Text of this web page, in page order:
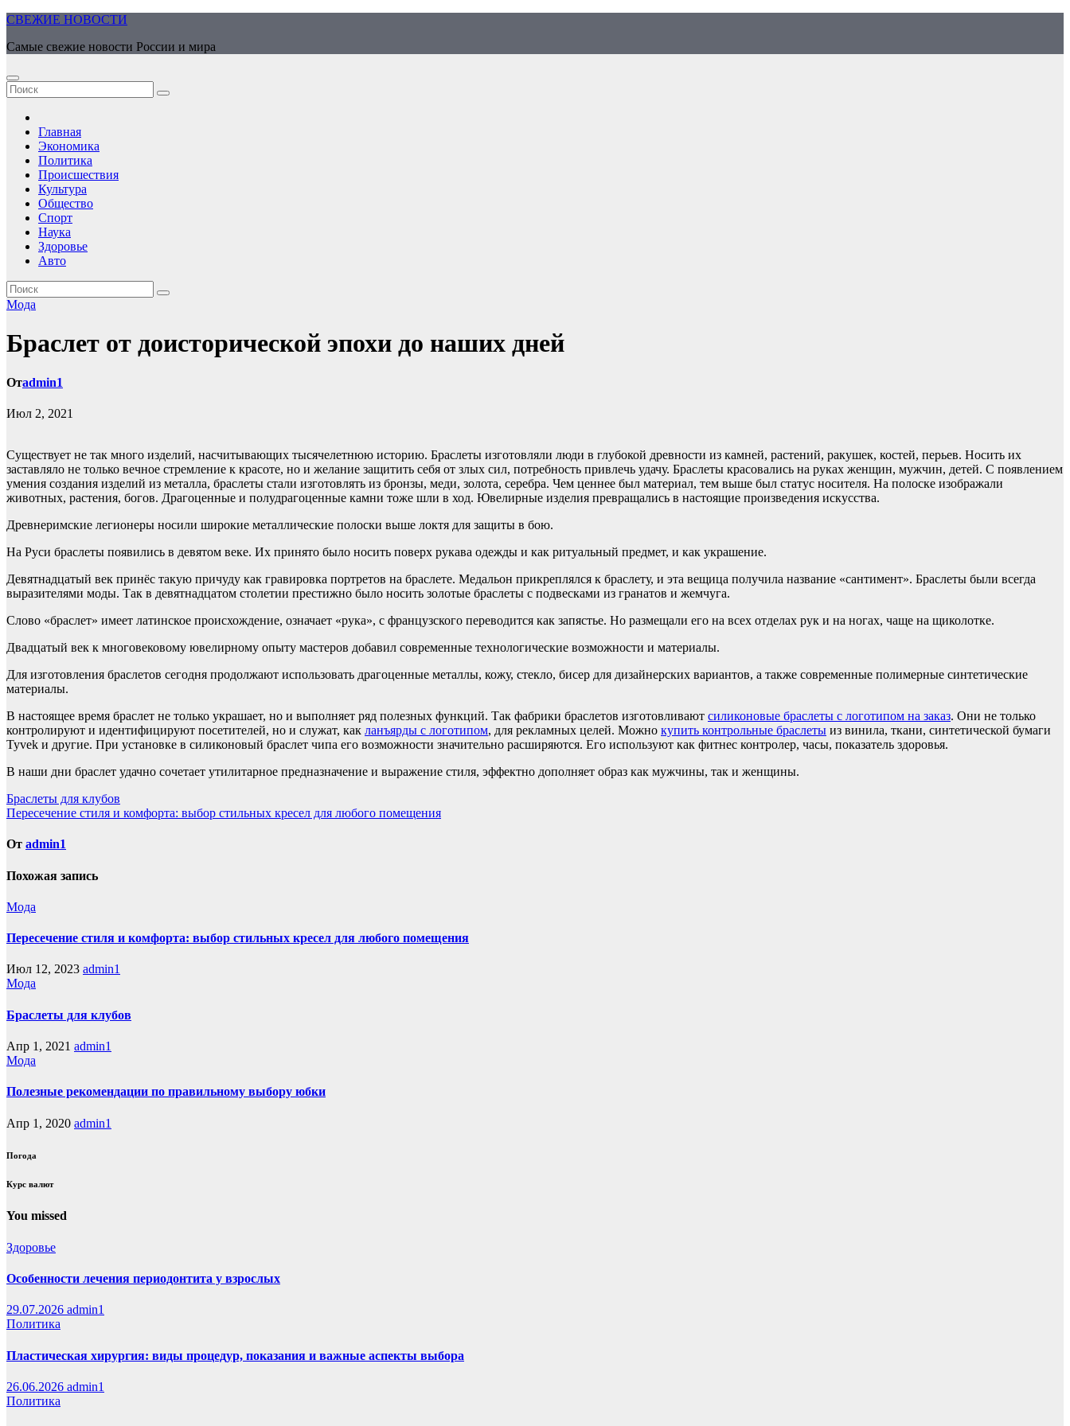
Перейти
содержимому
СВЕЖИЕ НОВОСТИ
Самые свежие новости России и мира
Главная
Экономика
Политика
Происшествия
Культура
Общество
Спорт
Наука
Здоровье
Авто
Мода
Браслет от доисторической эпохи до наших дней
Отadmin1
Июл 2, 2021
Существует не так много изделий, насчитывающих тысячелетнюю историю. Браслеты изготовляли люди в глубокой древности из камней, растений, ракушек, костей, перьев. Носить их
заставляло не только вечное стремление к красоте, но и желание защитить себя от злых сил, потребность привлечь удачу. Браслеты красовались на руках женщин, мужчин, детей. С появлением
умения создания изделий из металла, браслеты стали изготовлять из бронзы, меди, золота, серебра. Чем ценнее был материал, тем выше был статус носителя. На полоске изображали
животных, растения, богов. Драгоценные и полудрагоценные камни тоже шли в ход. Ювелирные изделия превращались в настоящие произведения искусства.
Древнеримские легионеры носили широкие металлические полоски выше локтя для защиты в бою.
На Руси браслеты появились в девятом веке. Их принято было носить поверх рукава одежды и как ритуальный предмет, и как украшение.
Девятнадцатый век принёс такую причуду как гравировка портретов на браслете. Медальон прикреплялся к браслету, и эта вещица получила название «сантимент». Браслеты были всегда
выразителями моды. Так в девятнадцатом столетии престижно было носить золотые браслеты с подвесками из гранатов и жемчуга.
Слово «браслет» имеет латинское происхождение, означает «рука», с французского переводится как запястье. Но размещали его на всех отделах рук и на ногах, чаще на щиколотке.
Двадцатый век к многовековому ювелирному опыту мастеров добавил современные технологические возможности и материалы.
Для изготовления браслетов сегодня продолжают использовать драгоценные металлы, кожу, стекло, бисер для дизайнерских вариантов, а также современные полимерные синтетические
материалы.
В настоящее время браслет не только украшает, но и выполняет ряд полезных функций. Так фабрики браслетов изготовливают силиконовые браслеты с логотипом на заказ. Они не только
контролируют и идентифицируют посетителей, но и служат, как ланъярды с логотипом, для рекламных целей. Можно купить контрольные браслеты из винила, ткани, синтетической бумаги
Tyvek и другие. При установке в силиконовый браслет чипа его возможности значительно расширяются. Его используют как фитнес контролер, часы, показатель здоровья.
В наши дни браслет удачно сочетает утилитарное предназначение и выражение стиля, эффектно дополняет образ как мужчины, так и женщины.
Навигация
по
записям
Браслеты для клубов
Пересечение стиля и комфорта: выбор стильных кресел для любого помещения
От admin1
Похожая запись
Мода
Пересечение стиля и комфорта: выбор стильных кресел для любого помещения
Июл 12, 2023 admin1
Мода
Браслеты для клубов
Апр 1, 2021 admin1
Мода
Полезные рекомендации по правильному выбору юбки
Апр 1, 2020 admin1
Погода
Курс валют
You missed
Здоровье
Особенности лечения периодонтита у взрослых
29.07.2026 admin1
Политика
Пластическая хирургия: виды процедур, показания и важные аспекты выбора
26.06.2026 admin1
Политика